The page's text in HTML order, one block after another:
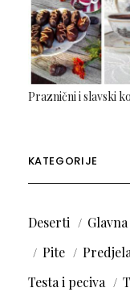
Praznični i slavski
KATEGORIJE
Deserti
Pite
Testa i peciva